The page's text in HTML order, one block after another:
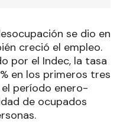
se dio en
creció el empleo.
por el Indec, la tasa
en los primeros tres
período enero-
de ocupados